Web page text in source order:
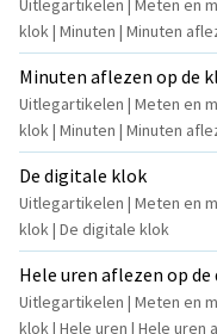
Uitlegartikelen | Meten en
klok | Minuten | Minuten
Minuten aflezen op de
Uitlegartikelen | Meten en
klok | Minuten | Minuten
De digitale klok
Uitlegartikelen | Meten en
klok | De digitale klok
Hele uren aflezen op
Uitlegartikelen | Meten en
klok | Hele uren | Hele